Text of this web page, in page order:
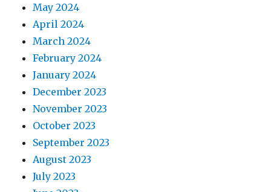
May 2024
April 2024
March 2024
February 2024
January 2024
December 2023
November 2023
October 2023
September 2023
August 2023
July 2023